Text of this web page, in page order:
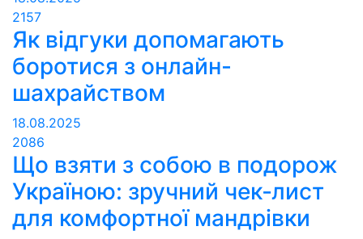
2157
Як відгуки допомагають
боротися з онлайн-
шахрайством
18.08.2025
2086
Що взяти з собою в подорож
Україною: зручний чек‑лист
для комфортної мандрівки